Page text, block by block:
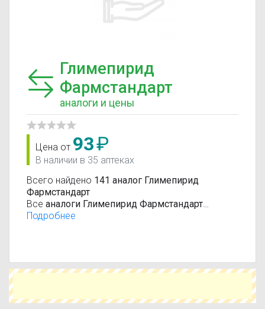
Глимепирид
Фармстандарт
аналоги и цены
Цена от 93₽
В наличии в 35 аптеках
Всего найдено 141 аналог Глимепирид
Фармстандарт
Все аналоги Глимепирид Фармстандарт
подобраны по международной системе
Действующие вещества:Глимепирид
Подробнее